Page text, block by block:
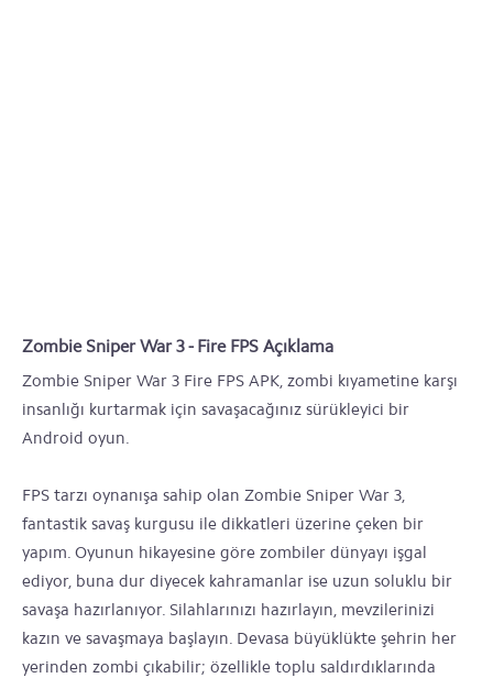
Zombie Sniper War 3 - Fire FPS Açıklama
Zombie Sniper War 3 Fire FPS APK, zombi kıyametine karşı
insanlığı kurtarmak için savaşacağınız sürükleyici bir
Android oyun.
FPS tarzı oynanışa sahip olan Zombie Sniper War 3,
fantastik savaş kurgusu ile dikkatleri üzerine çeken bir
yapım. Oyunun hikayesine göre zombiler dünyayı işgal
ediyor, buna dur diyecek kahramanlar ise uzun soluklu bir
savaşa hazırlanıyor. Silahlarınızı hazırlayın, mevzilerinizi
kazın ve savaşmaya başlayın. Devasa büyüklükte şehrin her
yerinden zombi çıkabilir; özellikle toplu saldırdıklarında